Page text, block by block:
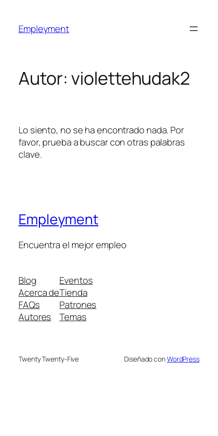
Empleyment
Autor: violettehudak2
Lo siento, no se ha encontrado nada. Por
favor, prueba a buscar con otras palabras
clave.
Empleyment
Encuentra el mejor empleo
Blog
Acerca de
FAQs
Autores
Eventos
Tienda
Patrones
Temas
Twenty Twenty-Five Diseñado conWordPress